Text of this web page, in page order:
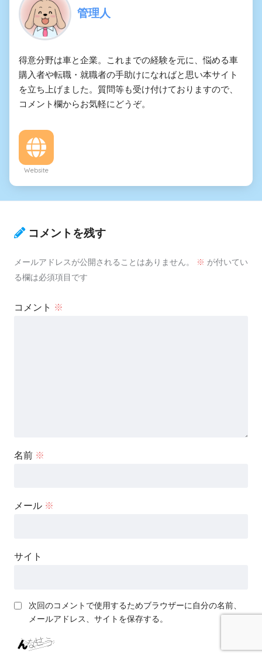
管理人
得意分野は車と企業。これまでの経験を元に、悩める車
購入者や転職・就職者の手助けになればと思い本サイト
を立ち上げました。質問等も受け付けておりますので、
コメント欄からお気軽にどうぞ。
Website
コメントを残す
メールアドレスが公開されることはありません。 ※ が付いてい
る欄は必須項目です
コメント ※
名前 ※
メール ※
サイト
次回のコメントで使用するためブラウザーに自分の名前、
メールアドレス、サイトを保存する。